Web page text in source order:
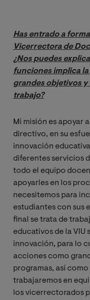
Has entrado a
Vicerrectora de
¿Nos puedes
funciones implica
grandes objetivos
trabajo?
Mi misión es apoyar
directivo, en su
innovación
diferentes servicios
todo el equipo
apoyarles en los
necesitemos para
estudiantes con sus
final se trata de
educativos de la VIU
innovación, para lo
acciones como
programas, así
trabajaremos en
los vicerrectorados